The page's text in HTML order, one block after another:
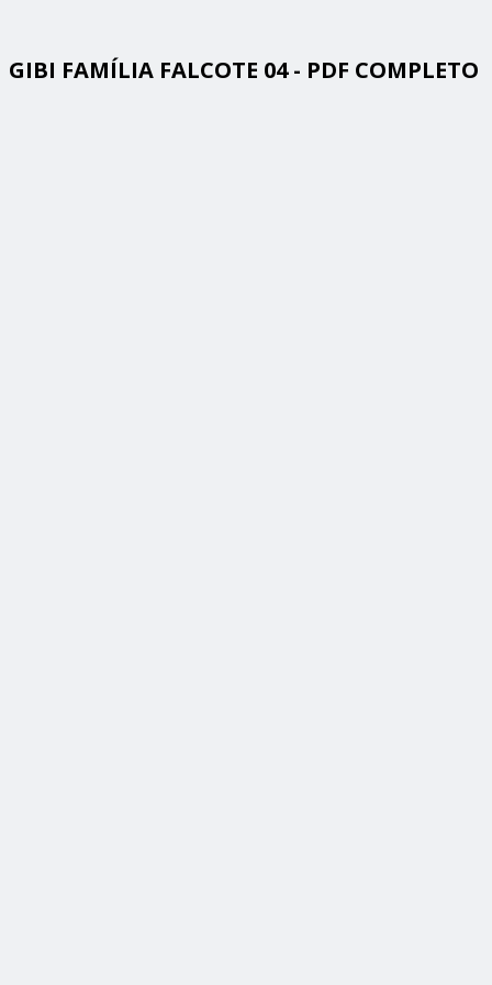
GIBI FAMÍLIA FALCOTE 04 - PDF COMPLETO